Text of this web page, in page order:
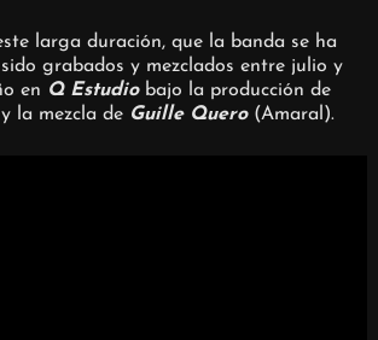
larga duración, que la banda se ha
grabados y mezclados entre julio y
en Q Estudiobajo la producción de
la mezcla de Guille Quero(Amaral).